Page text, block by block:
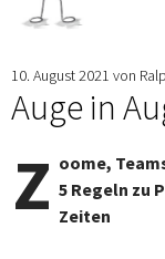
10. August 2021 von
Auge in
Z oome,
5 Regeln zu
Zeiten